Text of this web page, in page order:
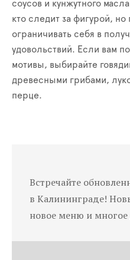
соусов и кунжутного
кто следит за фигурой, но
ограничивать себя в
удоволь­ствий. Если вам
мотивы, выбирайте
древесными грибами,
перце.
Встречайте
в Калининграде!
новое меню и многое